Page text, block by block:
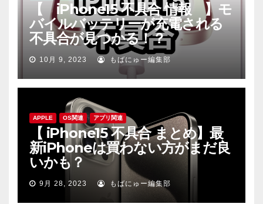
【 iPhone15 不具合 情報 】モ
バイルバッテリーが充電される
不具合が見つかる！？
10月 9, 2023 もばにゅー編集部
APPLE OS関連 アプリ関連
【 iPhone15 不具合 まとめ】最
新iPhoneは買わない方がまだ良
いかも？
9月 28, 2023 もばにゅー編集部